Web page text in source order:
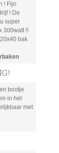
! Fijn
! De
super
300watt !!
bak
bootje
in het
met